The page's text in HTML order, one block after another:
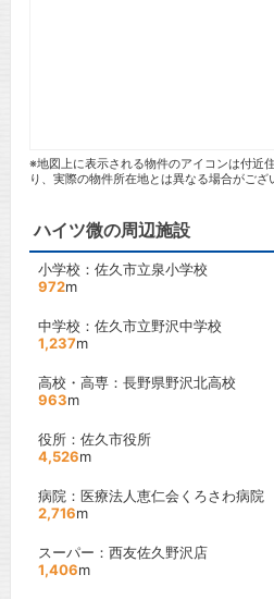
※地図上に表示される物件のアイコンは付近
り、実際の物件所在地とは異なる場合がござ
ハイツ微の周辺施設
小学校：佐久市立泉小学校
972m
中学校：佐久市立野沢中学校
1,237m
高校・高専：長野県野沢北高校
963m
役所：佐久市役所
4,526m
病院：医療法人恵仁会くろさわ病院
2,716m
スーパー：西友佐久野沢店
1,406m